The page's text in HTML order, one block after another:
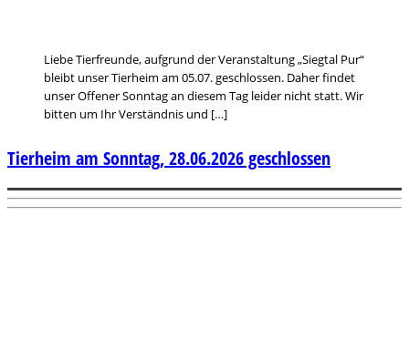
Liebe Tierfreunde, aufgrund der Veranstaltung „Siegtal Pur“
bleibt unser Tierheim am 05.07. geschlossen. Daher findet
unser Offener Sonntag an diesem Tag leider nicht statt. Wir
bitten um Ihr Verständnis und […]
Tierheim am Sonntag, 28.06.2026 geschlossen